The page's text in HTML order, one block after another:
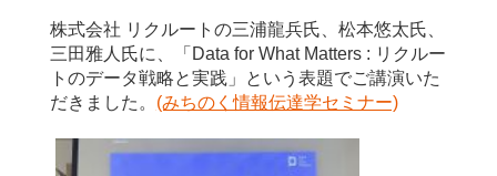
株式会社 リクルートの三浦龍兵氏、松本悠太氏、
三田雅人氏に、「Data for What Matters : リクルー
トのデータ戦略と実践」という表題でご講演いた
だきました。 (みちのく情報伝達学セミナー)